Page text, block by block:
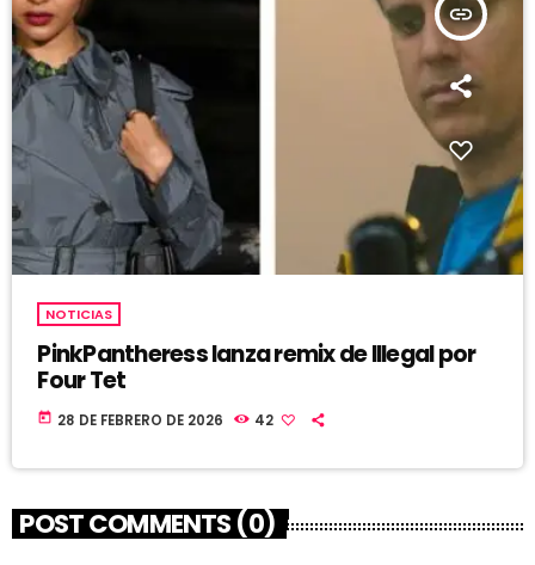
insert_link
NOTICIAS
PinkPantheress lanza remix de Illegal por
Four Tet
today 28 DE FEBRERO DE 2026 42
POST COMMENTS (0)